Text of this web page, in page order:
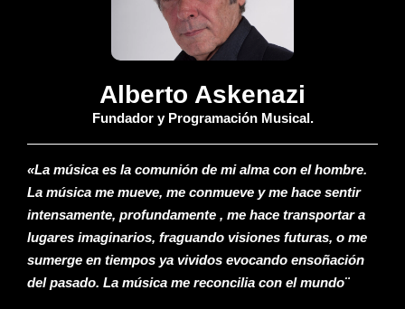
Alberto Askenazi
Fundador y Programación Musical.
«La música es la comunión de mi alma con el hombre.
La música me mueve, me conmueve y me hace sentir
intensamente, profundamente , me hace transportar a
lugares imaginarios, fraguando visiones futuras, o me
sumerge en tiempos ya vividos evocando ensoñación
del pasado. La música me reconcilia con el mundo¨